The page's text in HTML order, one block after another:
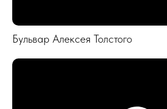
Бульвар Алексея Толстого